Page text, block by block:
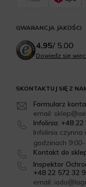
SKONTAKTUJ SIĘ Z
Formularz
email:
Infolinia: +48
Infolinia czynna
godzinach
Kontakt do
Inspektor
+48 22 572 32
email:
GWARANCJA JAKOŚCI
4.95/ 5.00
Dowiedz się